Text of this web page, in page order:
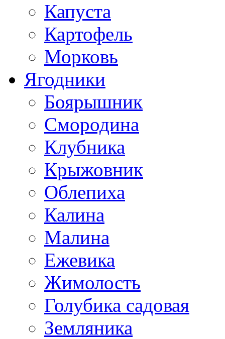
Капуста
Картофель
Морковь
Ягодники
Боярышник
Смородина
Клубника
Крыжовник
Облепиха
Калина
Малина
Ежевика
Жимолость
Голубика садовая
Земляника